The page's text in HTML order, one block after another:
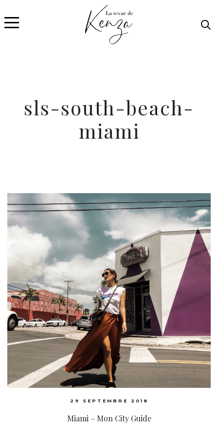
sls-south-beach-
miami
29 SEPTEMBRE 2018
Miami – Mon City Guide